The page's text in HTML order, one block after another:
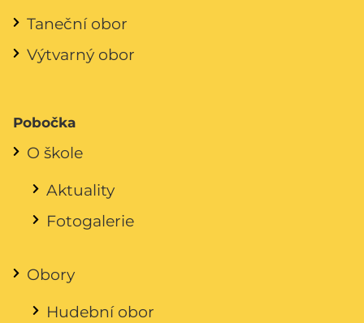
Taneční obor
Výtvarný obor
Pobočka
O škole
Aktuality
Fotogalerie
Obory
Hudební obor